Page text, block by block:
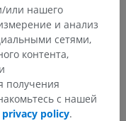
или нашего
и анализ
сетями,
контента,
получения
с нашей
privacy policy.